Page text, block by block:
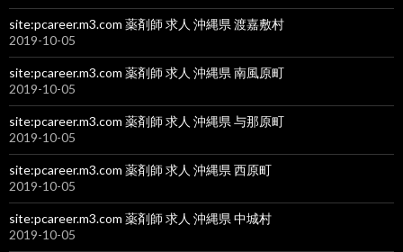
site:pcareer.m3.com 薬剤師 求人 沖縄県 渡嘉敷村
2019-10-05
site:pcareer.m3.com 薬剤師 求人 沖縄県 南風原町
2019-10-05
site:pcareer.m3.com 薬剤師 求人 沖縄県 与那原町
2019-10-05
site:pcareer.m3.com 薬剤師 求人 沖縄県 西原町
2019-10-05
site:pcareer.m3.com 薬剤師 求人 沖縄県 中城村
2019-10-05